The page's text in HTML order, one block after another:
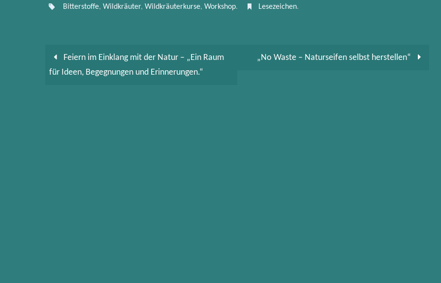
b
to
n
ail n
Bitterstoffe, Wildkräuter, Wildkräuterkurse, Workshop. Lesezeichen.
Feiern im Einklang mit der Natur – „Ein Raum
für Ideen, Begegnungen und Erinnerungen.“
„No Waste – Naturseifen selbst herstellen“